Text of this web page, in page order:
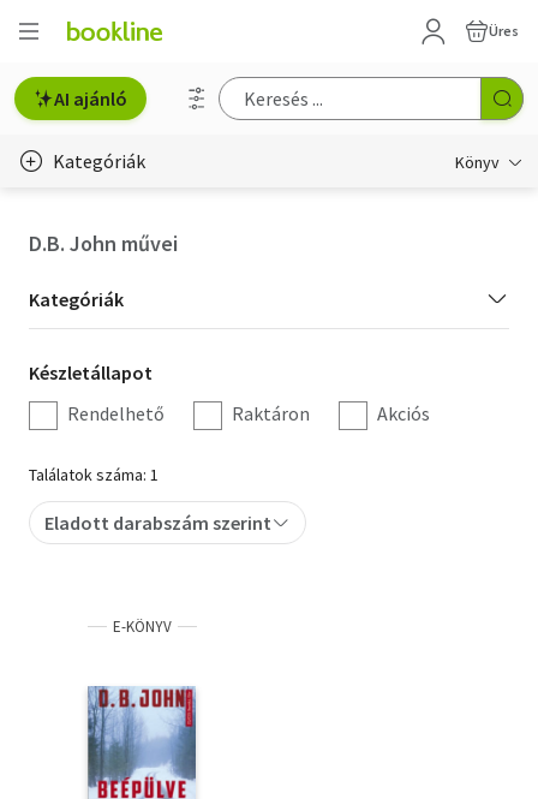
Üres
AI ajánló
Kategóriák Könyv
Hobbi, szabadidő
Irodalom
Művészet
Szakkönyv
Tankönyv, segédkönyv
Társadalomtudomány
Természettudomány
Történelem
D.B. John művei
Kategória
szűrés
Kategóriák
Készletállapot
szűrés
Készletállapot
Rendelhető
Raktáron Akciós
Találatok száma: 1
Eladott darabszám szerint
E-KÖNYV